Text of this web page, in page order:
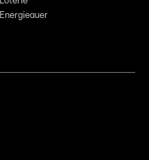
Energieauer